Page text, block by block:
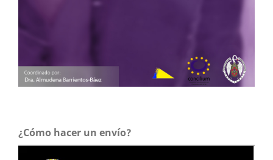
¿Cómo hacer un envío?